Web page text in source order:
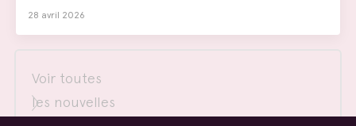
28 avril 2026
Voir toutes
les nouvelles